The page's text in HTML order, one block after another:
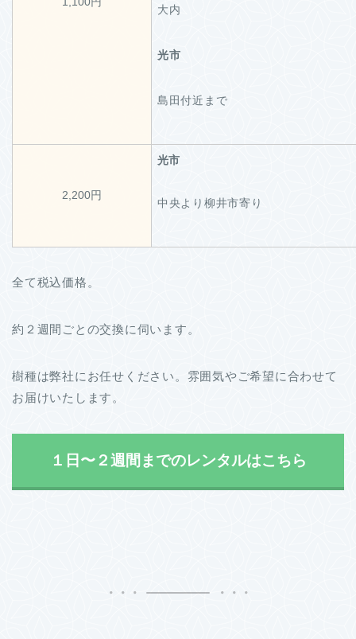
大内
光市
島田付近まで
2,200円
光市
中央より柳井市寄り
全て税込価格。
約２週間ごとの交換に伺います。
樹種は弊社にお任せください。雰囲気やご希望に合わせて
お届けいたします。
１日〜２週間までのレンタルはこちら